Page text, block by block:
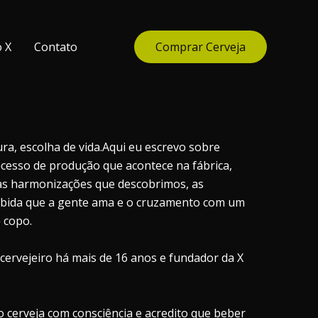
X Contato Comprar Cerveja
escolha de vida.Aqui eu escrevo sobre
de produção que acontece na fábrica,
harmonizações que descobrimos, as
que a gente ama e o cruzamento com um
há mais de 16 anos e fundador da X
com consciência e acredito que beber